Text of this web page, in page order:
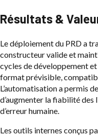
Résultats &
Le déploiement du PRD a
constructeur valide et
cycles de développement
format prévisible,
L’automatisation a permis
d’augmenter la fiabilité des
d’erreur humaine.
Les outils internes conçus